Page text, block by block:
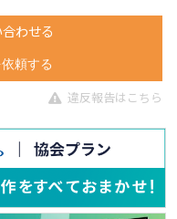
わせる
頼する
違反報告はこちら